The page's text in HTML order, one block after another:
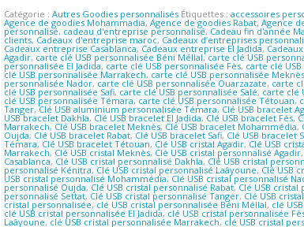
Catégorie :Autres Goodies personnalisés Étiquettes :accessoires
Agence de goodies Mohammadia,Agence de goodies Rabat,Agence
personnalisé, cadeau d'entreprise personnalisé, Cadeau fin d'année
clients, Cadeaux d'entreprise maroc, Cadeaux d’entreprises
Cadeaux entreprise Casablanca, Cadeaux entreprise El Jadida,
Agadir, carte clé USB personnalisée Béni Méllal, carte clé USB
personnalisée El Jadida, carte clé USB personnalisée Fès, carte clé
clé USB personnalisée Marrakech, carte clé USB personnalisée
personnalisée Nador, carte clé USB personnalisée Ouarzazate, carte
clé USB personnalisée Safi, carte clé USB personnalisée Salé, carte clé
clé USB personnalisée Témara, carte clé USB personnalisée Tétouan,
Tanger,Clé USB aluminium personnalisée Témara, Clé USB bracelet
USB bracelet Dakhla, Clé USB bracelet El Jadida, Clé USB bracelet Fès,
Marrakech, Clé USB bracelet Meknès, Clé USB bracelet Mohammédia,
Oujda, Clé USB bracelet Rabat, Clé USB bracelet Safi, Clé USB bracelet
Témara, Clé USB bracelet Tétouan, Clé USB cristal Agadir, Clé USB
Marrakech, Clé USB cristal Meknès, Clé USB cristal personnalisé Agadir,
Casablanca, Clé USB cristal personnalisé Dakhla, Clé USB cristal
personnalisé Kénitra, Clé USB cristal personnalisé Laâyoune, Clé USB
USB cristal personnalisé Mohammédia, Clé USB cristal personnalisé
personnalisé Oujda, Clé USB cristal personnalisé Rabat, Clé USB cristal
personnalisé Settat, Clé USB cristal personnalisé Tanger, Clé USB
cristal personnalisée, clé USB cristal personnalisée Béni Méllal, clé
clé USB cristal personnalisée El Jadida, clé USB cristal personnalisée
Laâyoune, clé USB cristal personnalisée Marrakech, clé USB cristal